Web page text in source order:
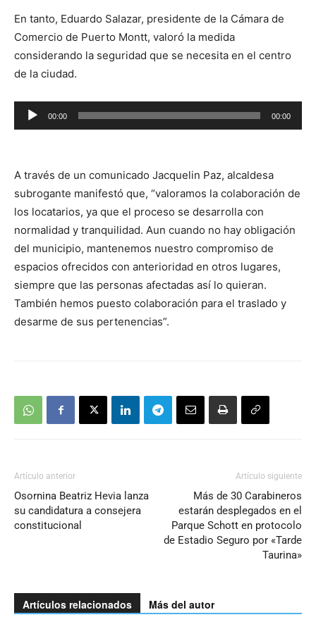
En tanto, Eduardo Salazar, presidente de la Cámara de
Comercio de Puerto Montt, valoró la medida
considerando la seguridad que se necesita en el centro
de la ciudad.
Reproductor
de
00:00 00:00
A través de un comunicado Jacquelin Paz, alcaldesa
subrogante manifestó que, “valoramos la colaboración de
los locatarios, ya que el proceso se desarrolla con
normalidad y tranquilidad. Aun cuando no hay obligación
del municipio, mantenemos nuestro compromiso de
espacios ofrecidos con anterioridad en otros lugares,
siempre que las personas afectadas así lo quieran.
También hemos puesto colaboración para el traslado y
desarme de sus pertenencias”.
Artículo anterior
Osornina Beatriz Hevia lanza
su candidatura a consejera
constitucional
Artículo siguiente
Más de 30 Carabineros
estarán desplegados en el
Parque Schott en protocolo
de Estadio Seguro por «Tarde
Taurina»
Artículos relacionados Más del autor